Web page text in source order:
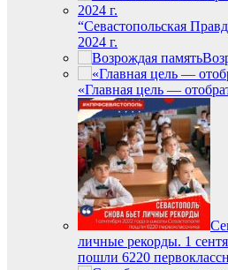
“Севастопольская
2024 г.
«Главная цель —
личные рекорды. 1
пошли 6220